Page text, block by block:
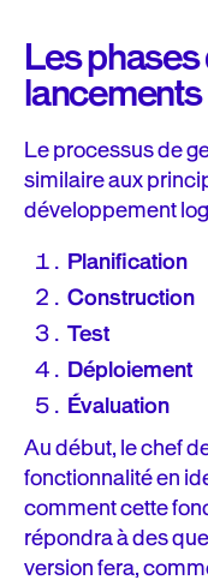
Les
lancements
Le processus de
similaire aux
développement
Planification
Construction
Test
Déploiement
Évaluation
Au début, le chef
fonctionnalité en
comment cette
répondra à des
version fera,